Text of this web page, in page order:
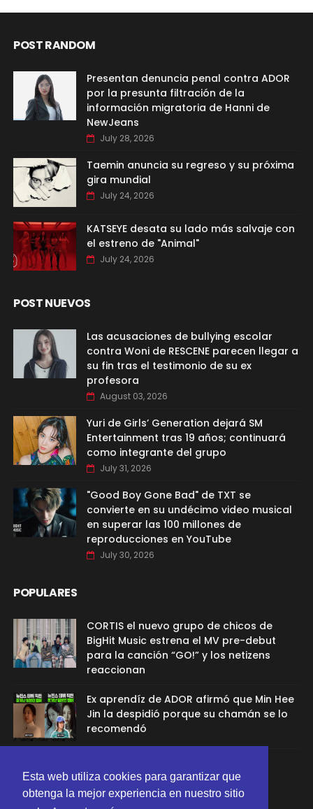
Esta web utiliza cookies para garantizar que
obtenga la mejor experiencia en nuestro sitio
POST RANDOM
Presentan denuncia penal contra ADOR
por la presunta filtración de la
información migratoria de Hanni de
NewJeans
July 28, 2026
Taemin anuncia su regreso y su próxima
gira mundial
July 24, 2026
KATSEYE desata su lado más salvaje con
el estreno de "Animal"
July 24, 2026
POST NUEVOS
Las acusaciones de bullying escolar
contra Woni de RESCENE parecen llegar a
su fin tras el testimonio de su ex
profesora
August 03, 2026
Yuri de Girls’ Generation dejará SM
Entertainment tras 19 años; continuará
como integrante del grupo
July 31, 2026
"Good Boy Gone Bad" de TXT se
convierte en su undécimo video musical
en superar las 100 millones de
reproducciones en YouTube
July 30, 2026
POPULARES
CORTIS el nuevo grupo de chicos de
BigHit Music estrena el MV pre-debut
para la canción “GO!” y los netizens
reaccionan
Ex aprendíz de ADOR afirmó que Min Hee
Jin la despidió porque su chamán se lo
recomendó
relación con G-Dragon